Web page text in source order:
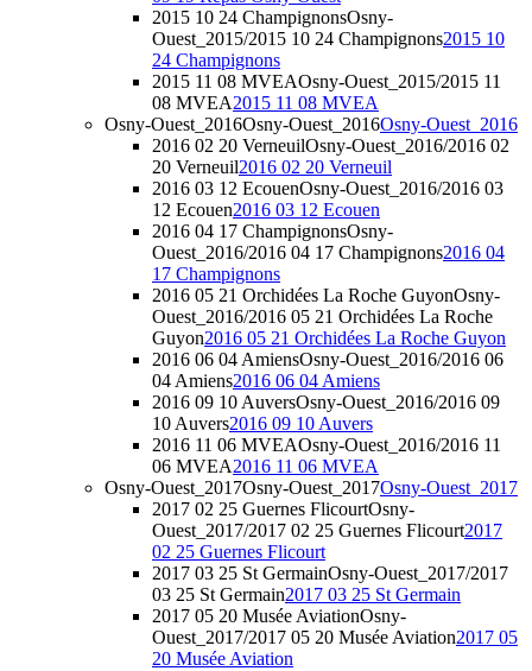
2015 10 24 ChampignonsOsny-
Ouest_2015/2015 10 24 Champignons2015 10
24 Champignons
2015 11 08 MVEAOsny-Ouest_2015/2015 11
08 MVEA2015 11 08 MVEA
Osny-Ouest_2016Osny-Ouest_2016Osny-Ouest_2016
2016 02 20 VerneuilOsny-Ouest_2016/2016 02
20 Verneuil2016 02 20 Verneuil
2016 03 12 EcouenOsny-Ouest_2016/2016 03
12 Ecouen2016 03 12 Ecouen
2016 04 17 ChampignonsOsny-
Ouest_2016/2016 04 17 Champignons2016 04
17 Champignons
2016 05 21 Orchidées La Roche GuyonOsny-
Ouest_2016/2016 05 21 Orchidées La Roche
Guyon2016 05 21 Orchidées La Roche Guyon
2016 06 04 AmiensOsny-Ouest_2016/2016 06
04 Amiens2016 06 04 Amiens
2016 09 10 AuversOsny-Ouest_2016/2016 09
10 Auvers2016 09 10 Auvers
2016 11 06 MVEAOsny-Ouest_2016/2016 11
06 MVEA2016 11 06 MVEA
Osny-Ouest_2017Osny-Ouest_2017Osny-Ouest_2017
2017 02 25 Guernes FlicourtOsny-
Ouest_2017/2017 02 25 Guernes Flicourt2017
02 25 Guernes Flicourt
2017 03 25 St GermainOsny-Ouest_2017/2017
03 25 St Germain2017 03 25 St Germain
2017 05 20 Musée AviationOsny-
Ouest_2017/2017 05 20 Musée Aviation2017 05
20 Musée Aviation